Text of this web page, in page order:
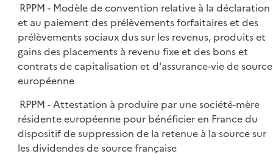
RPPM - Modèle de convention relative à la déclaration
et au paiement des prélèvements forfaitaires et des
prélèvements sociaux dus sur les revenus, produits et
gains des placements à revenu fixe et des bons et
contrats de capitalisation et d'assurance-vie de source
européenne
RPPM - Attestation à produire par une société-mère
résidente européenne pour bénéficier en France du
dispositif de suppression de la retenue à la source sur
les dividendes de source française